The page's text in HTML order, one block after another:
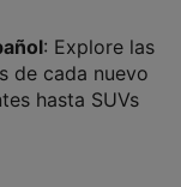
: Explore las
de cada nuevo
hasta SUVs